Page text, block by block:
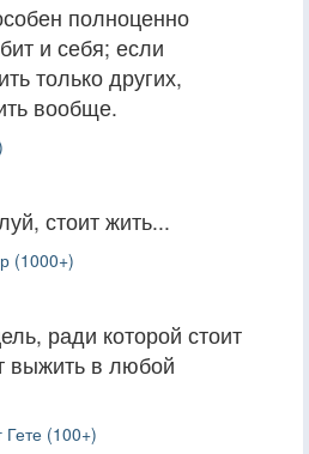
полноценно
и себя; если
только других,
вообще.
стоит жить...
(1000+)
ради которой стоит
выжить в любой
Гете (100+)